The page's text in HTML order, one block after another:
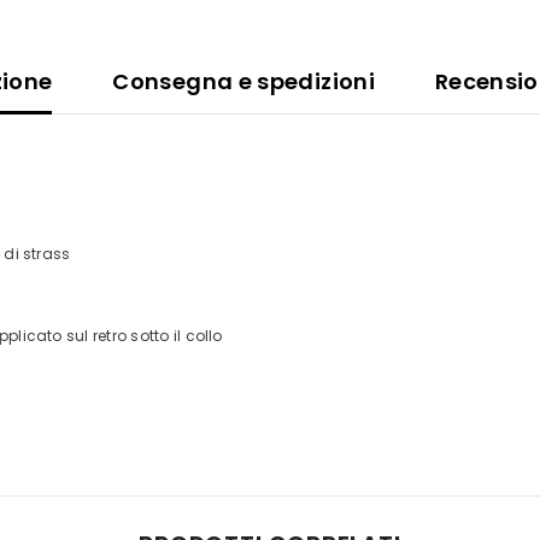
Consegna e spedizioni
strass
sul retro sotto il collo